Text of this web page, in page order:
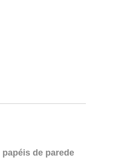
papéis de parede